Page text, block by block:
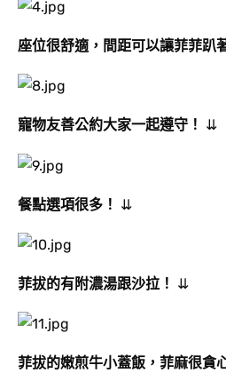
座位很舒適 ， 間距可以讓菲菲趴
寵物友善公約大家一起遵守 ！ ⇊
餐點選項很多 ！ ⇊
菲拔的有附濃湯跟沙拉 ！ ⇊
菲拔的嫩煎牛小蓋飯 ，菲麻很貪